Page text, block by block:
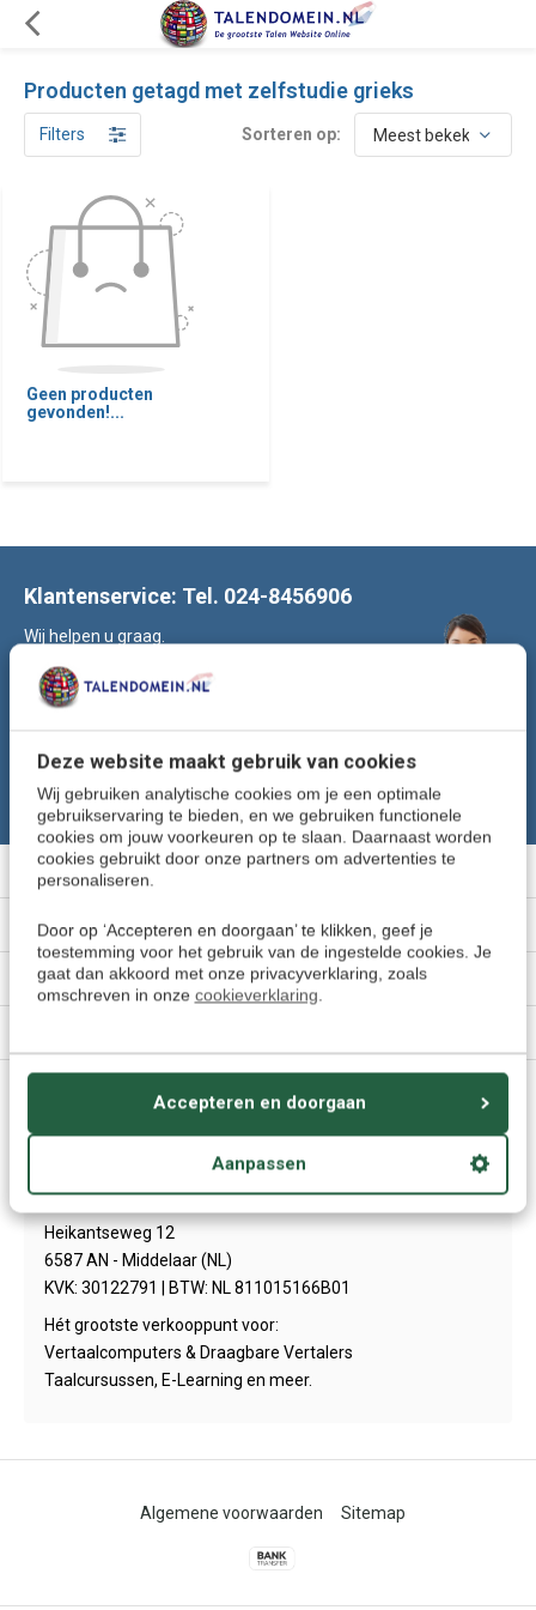
Deze website maakt gebruik van cookies
Wij gebruiken analytische cookies om je een optimale
gebruikservaring te bieden, en we gebruiken functionele
cookies om jouw voorkeuren op te slaan. Daarnaast worden
cookies gebruikt door onze partners om advertenties te
personaliseren.
Door op ‘Accepteren en doorgaan’ te klikken, geef je
toestemming voor het gebruik van de ingestelde cookies. Je
gaat dan akkoord met onze privacyverklaring, zoals
omschreven in onze cookieverklaring.
Accepteren en doorgaan
Aanpassen
Producten getagd met zelfstudie grieks
Filters Sorteren op:
Geen producten
gevonden!...
Klantenservice: Tel. 024-8456906
Wij helpen u graag.
klantenservice@talendomein.nl
Volg ons
Meer informatie
Klantenservice
Mijn account
Talendomein.NL + BE
Heikantseweg 12
6587 AN - Middelaar (NL)
KVK: 30122791 | BTW: NL 811015166B01
Hét grootste verkooppunt voor:
Vertaalcomputers & Draagbare Vertalers
Taalcursussen, E-Learning en meer.
Algemene voorwaarden Sitemap